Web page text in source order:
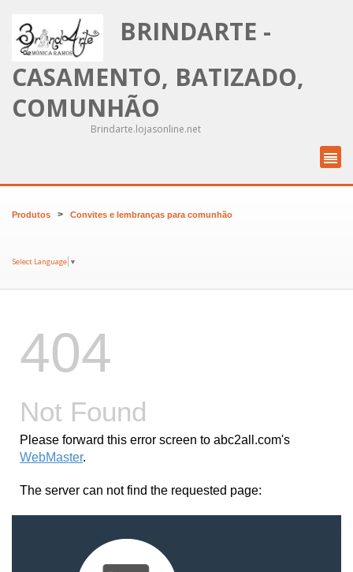
BRINDARTE -
CASAMENTO, BATIZADO,
COMUNHÃO
Brindarte.lojasonline.net
Produtos > Convites e lembranças para comunhão
Select Language ▼